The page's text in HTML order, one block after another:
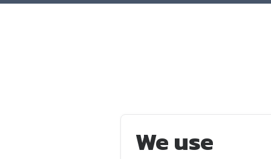
We use